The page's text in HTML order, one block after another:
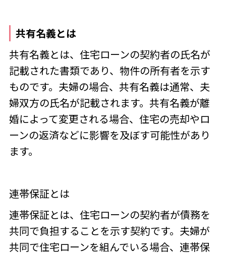
共有名義とは
共有名義とは、住宅ローンの契約者の氏名が
記載された書類であり、物件の所有者を示す
ものです。夫婦の場合、共有名義は通常、夫
婦双方の氏名が記載されます。共有名義が離
婚によって変更される場合、住宅の売却やロ
ーンの返済などに影響を及ぼす可能性があり
ます。
連帯保証とは
連帯保証とは、住宅ローンの契約者が債務を
共同で負担することを示す契約です。夫婦が
共同で住宅ローンを組んでいる場合、連帯保